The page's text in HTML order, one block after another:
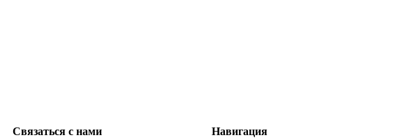
Связаться с нами Навигация